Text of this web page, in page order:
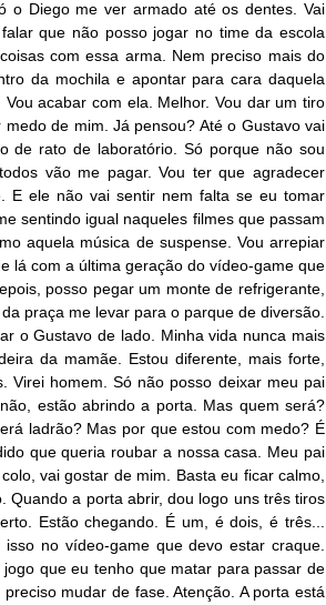
o Diego me ver armado até os dentes. Vai
que não posso jogar no time da escola
com essa arma. Nem preciso mais do
da mochila e apontar para cara daquela
acabar com ela. Melhor. Vou dar um tiro
de mim. Já pensou? Até o Gustavo vai
de rato de laboratório. Só porque não sou
vão me pagar. Vou ter que agradecer
E ele não vai sentir nem falta se eu tomar
sentindo igual naqueles filmes que passam
aquela música de suspense. Vou arrepiar
lá com a última geração do vídeo-game que
posso pegar um monte de refrigerante,
praça me levar para o parque de diversão.
o Gustavo de lado. Minha vida nunca mais
da mamãe. Estou diferente, mais forte,
Virei homem. Só não posso deixar meu pai
estão abrindo a porta. Mas quem será?
ladrão? Mas por que estou com medo? É
que queria roubar a nossa casa. Meu pai
vai gostar de mim. Basta eu ficar calmo,
a porta abrir, dou logo uns três tiros
Estão chegando. É um, é dois, é três...
no vídeo-game que devo estar craque.
que eu tenho que matar para passar de
mudar de fase. Atenção. A porta está